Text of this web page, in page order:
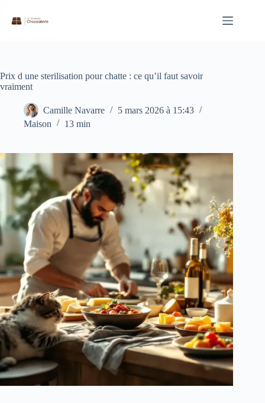
contenu
Prix d une sterilisation pour chatte : ce qu’il faut savoir
vraiment
Camille Navarre
5 mars 2026 à 15:43
Maison
13 min